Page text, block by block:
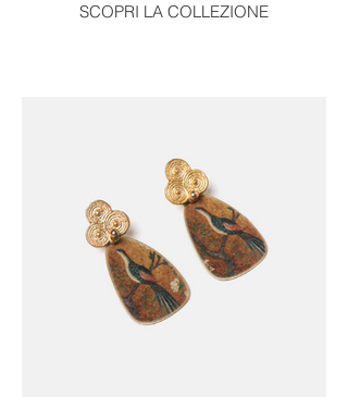
SCOPRI LA COLLEZIONE